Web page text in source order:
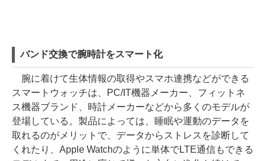
バンド交換で腕時計をスマート化
腕に着けて生体情報の取得やスマホ連携などができる
スマートウォッチは、PC/IT機器メーカー、フィットネ
ス機器ブランド、時計メーカーなどから多くのモデルが
登場している。製品によっては、睡眠や運動のデータを
取れるのがメリットで、データからストレスを診断して
くれたり、Apple Watchのように単体でLTE通信もできる